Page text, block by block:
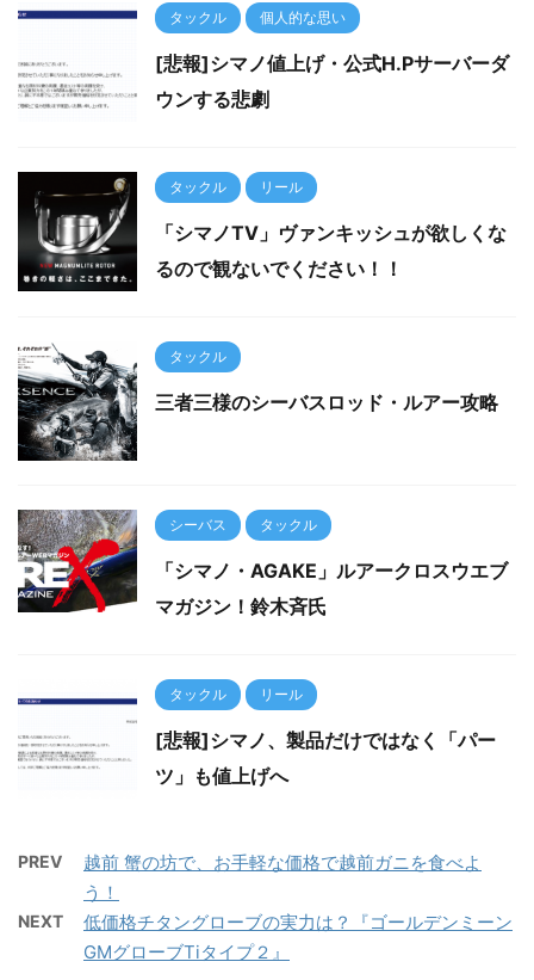
タックル 個人的な思い
[悲報]シマノ値上げ・公式H.Pサーバーダ
ウンする悲劇
タックル リール
「シマノTV」ヴァンキッシュが欲しくな
るので観ないでください！！
タックル
三者三様のシーバスロッド・ルアー攻略
シーバス タックル
「シマノ・AGAKE」ルアークロスウエブ
マガジン！鈴木斉氏
タックル リール
[悲報]シマノ、製品だけではなく「パー
ツ」も値上げへ
PREV
越前 蟹の坊で、お手軽な価格で越前ガニを食べよ
う！
NEXT
低価格チタングローブの実力は？『ゴールデンミーン
GMグローブTiタイプ２』